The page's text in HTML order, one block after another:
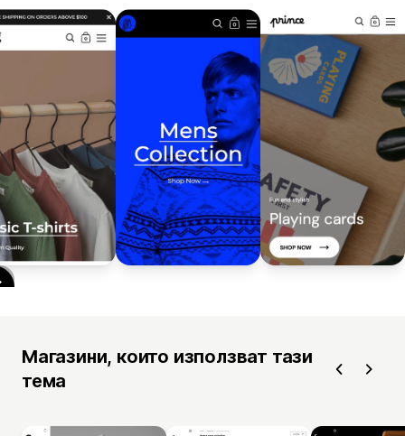
Магазини, които използват тази
тема